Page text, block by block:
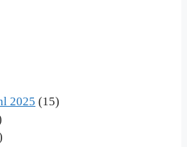
2025 (15)